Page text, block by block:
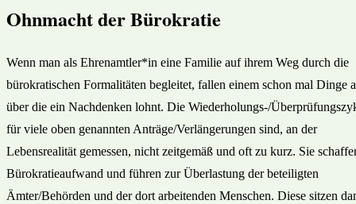
Ohnmacht der Bürokratie
Wenn man als Ehrenamtler*in eine Familie auf ihrem Weg durch die
bürokratischen Formalitäten begleitet, fallen einem schon mal Dinge
über die ein Nachdenken lohnt. Die Wiederholungs-/
für viele oben genannten Anträge/Verlängerungen sind, an der
Lebensrealität gemessen, nicht zeitgemäß und oft zu kurz. Sie
Bürokratieaufwand und führen zur Überlastung der beteiligten
Ämter/Behörden und der dort arbeitenden Menschen. Diese sitzen